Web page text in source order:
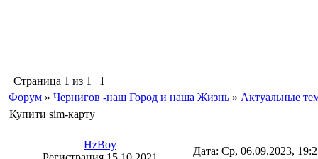
Страница 1 из 1
1
Форум » Чернигов -наш Город и наша Жизнь » Актуальные
Купити sim-карту
HzBoy
Дата: Ср, 06.09.2023,